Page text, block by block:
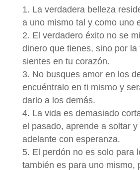
La verdadera belleza
a uno mismo tal y como uno
El verdadero éxito no se
dinero que tienes, sino por la
sientes en tu corazón.
No busques amor en los
encuéntralo en ti mismo y
darlo a los demás.
La vida es demasiado
el pasado, aprende a soltar
adelante con esperanza.
El perdón no es solo para
también es para uno mismo,